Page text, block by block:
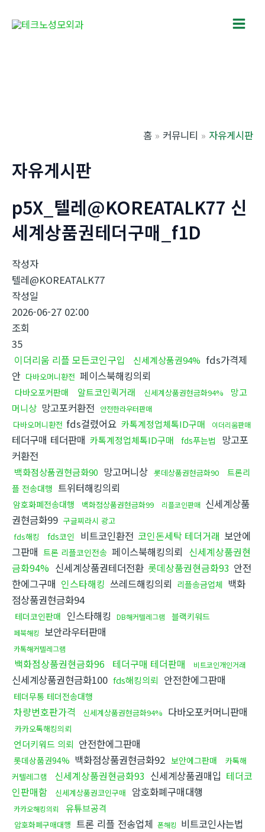
Main
홈 커뮤니티 자유게시판
자유게시판
p5X_텔레@KOREATALK77 신
세계상품권테더구매_f1D
작성자
텔레@KOREATALK77
작성일
2026-06-27 02:00
조회
35
이더리움 리플 모든코인구입
신세계상품권94% fds가격제
안 다바오머니환전 페이스북해킹의뢰
다바오포커판매 알트코인퀵거래 신세계상품권현금화94%
망고
머니상 망고포커환전 안전한라우터판매
다바오머니환전 fds걸렸어요 카톡계정업체톡ID구매 이더리움판매
테더구매 테더판매 카톡계정업체톡ID구매 fds푸는법
망고포
커환전
백화점상품권현금화90 망고머니상 롯데상품권현금화90
트론리
플 전송대행 트위터해킹의뢰
암호화폐전송대행 백화점상품권현금화99 리플코인판매 신세계상품
권현금화99 구글찌라시 광고
fds해킹
fds코인 비트코인환전 코인돈세탁 테더거래 보안에
그판매 트론 리플코인전송 페이스북해킹의뢰 신세계상품권현
금화94% 신세계상품권테더전환 롯데상품권현금화93 안전
한에그구매 인스타해킹 쓰레드해킹의뢰 리플송금업체 백화
점상품권현금화94
테더코인판매 인스타해킹 DB해커텔레그램 블랙키워드
페북해킹 보안라우터판매
카톡해커텔레그램
백화점상품권현금화96 테더구매 테더판매 비트코인개인거래
신세계상품권현금화100 fds해킹의뢰 안전한에그판매
테더무통 테더전송대행
차량번호판가격 신세계상품권현금화94% 다바오포커머니판매
카카오톡해킹의뢰
언더키워드 의뢰 안전한에그판매
롯데상품권94% 백화점상품권현금화92 보안에그판매
카톡해
커텔레그램
신세계상품권현금화93 신세계상품권매입 테더코
인판매함
신세계상품권코인구매 암호화폐구매대행
카카오해킹의뢰 유튜브공격
암호화폐구매대행 트론 리플 전송업체 폰해킹 비트코인사는법